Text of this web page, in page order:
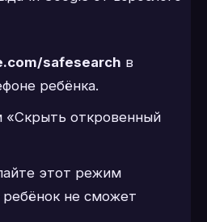
safesearch в
ребёнка.
откровенный
этот режим
не сможет